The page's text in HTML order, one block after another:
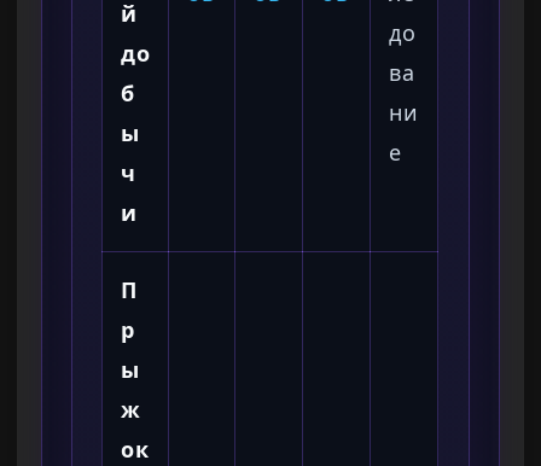
й
до
б
ы
ч
и
до
ва
ни
е
П
р
ы
ж
ок